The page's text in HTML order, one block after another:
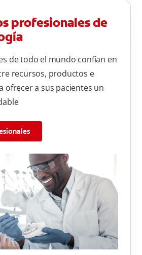
profesionales de
de todo el mundo confían en
recursos, productos e
ofrecer a sus pacientes un